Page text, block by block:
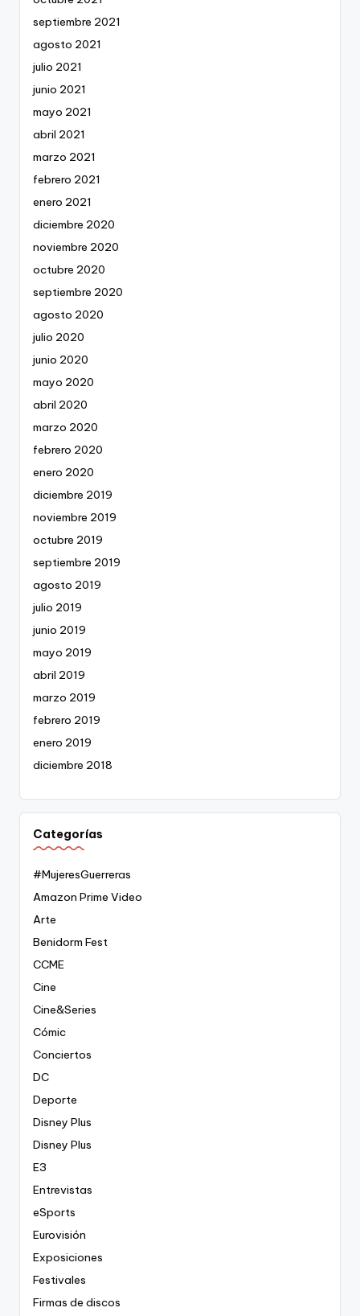
septiembre 2021
agosto 2021
julio 2021
junio 2021
mayo 2021
abril 2021
marzo 2021
febrero 2021
enero 2021
diciembre 2020
noviembre 2020
octubre 2020
septiembre 2020
agosto 2020
julio 2020
junio 2020
mayo 2020
abril 2020
marzo 2020
febrero 2020
enero 2020
diciembre 2019
noviembre 2019
octubre 2019
septiembre 2019
agosto 2019
julio 2019
junio 2019
mayo 2019
abril 2019
marzo 2019
febrero 2019
enero 2019
diciembre 2018
Categorías
#MujeresGuerreras
Amazon Prime Video
Arte
Benidorm Fest
CCME
Cine
Cine&Series
Cómic
Conciertos
DC
Deporte
Disney Plus
Disney Plus
E3
Entrevistas
eSports
Eurovisión
Exposiciones
Festivales
Firmas de discos